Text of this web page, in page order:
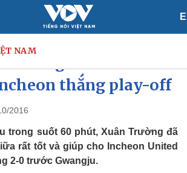
NAM
Tin 24h
Dự báo thời tiết
Giáo dục
Dấu ấn VOV
thắng play-off
2016
trong suốt 60 phút, Xuân Trường đã
rất tốt và giúp cho Incheon United
2-0 trước Gwangju.